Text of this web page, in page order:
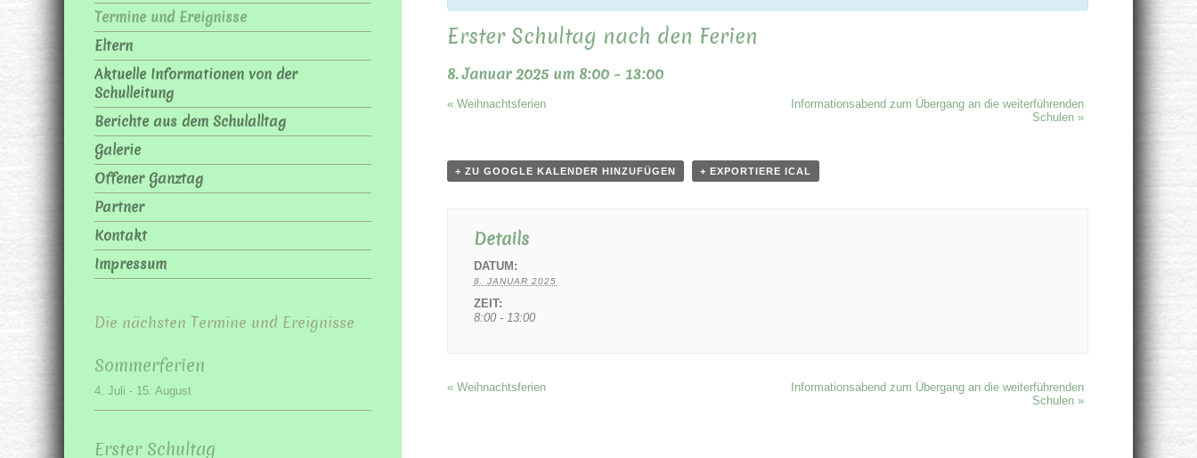
Erster Schultag nach den Ferien
8. Januar 2025 um 8:00 -13:00
« Weihnachtsferien
Informationsabend zum Übergang an die weiterführenden
Schulen »
+ ZU GOOGLE KALENDER HINZUFÜGEN + EXPORTIERE ICAL
Details
DATUM:
8. JANUAR 2025
ZEIT:
8:00 - 13:00
« Weihnachtsferien
Informationsabend zum Übergang an die weiterführenden
Schulen »
Termine und Ereignisse
Eltern
Aktuelle Informationen von der
Schulleitung
Berichte aus dem Schulalltag
Galerie
Offener Ganztag
Partner
Kontakt
Impressum
Die nächsten Termine und Ereignisse
Sommerferien
4. Juli - 15. August
Erster Schultag